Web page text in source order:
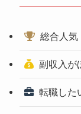
総合人気
副収入が
転職した